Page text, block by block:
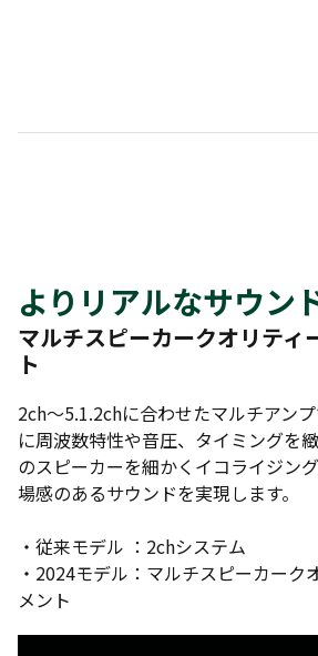
よりリアルなサウン
マルチスピーカークオリティ
ト
2ch～5.1.2chに合わせたマルチアン
に周波数特性や音圧、タイミングを
のスピーカーを細かくイコライジン
場感のあるサウンドを実現します。
・従来モデル ：2chシステム
・2024モデル：マルチスピーカーク
メント